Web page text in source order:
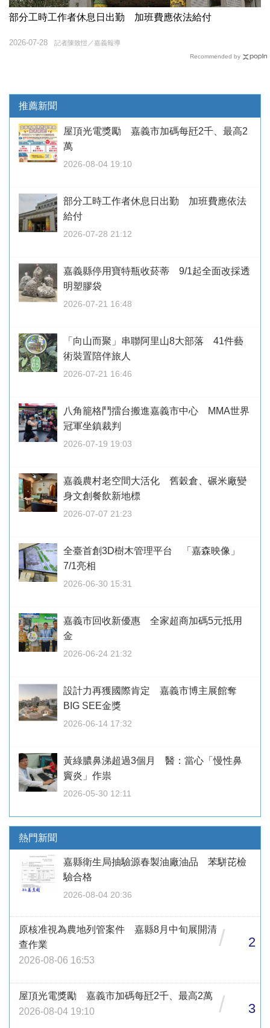
部分工時工作者休息日出勤 加班費應依法給付
記者陳致愷／嘉義報導
2026-07-28
Recommended by
推薦新聞
屋頂光電獎勵 嘉義市加碼每瓩2千、最高2
萬
2026-08-04 19:10
部分工時工作者休息日出勤 加班費應依法
給付
2026-07-28 21:12
嘉義縣停用寶特瓶收菸蒂 9/1起全面改採透
明塑膠袋
2026-07-21 16:48
「向山而聚」串聯阿里山8大部落 41件藝
術裝置陪伴旅人
2026-07-21 16:46
八角籠格鬥擂台搬進嘉義市中心 MMA世界
冠軍坐鎮裁判
2026-07-19 19:03
嘉義農村老空間大活化 舊穀倉、碾米廠變
身文創餐飲新地標
2026-07-07 21:23
全臺首創3D樹木管理平台 「嘉森映像」
7/1亮相
2026-06-30 15:31
嘉義市回收新優惠 全家超商加碼5元抵用
金
2026-06-24 21:32
設計力再獲國際肯定 嘉義市博主展館奪
BIG SEE金獎
2026-06-14 17:32
黃綠膿鼻涕超過3個月 醫：當心「慢性鼻
竇炎」作祟
2026-05-30 12:11
熱門新聞
嘉縣衛生局抽驗源春製油廠油品 苯駢芘檢
驗合格
2026-08-04 20:36
原核准視為農地列管案件 嘉縣8月中旬展開清
查作業
2026-08-06 16:53
/ 2
屋頂光電獎勵 嘉義市加碼每瓩2千、最高2萬
2026-08-04 19:10
/ 3